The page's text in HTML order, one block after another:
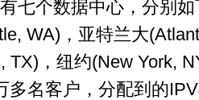
个数据中心，分别如
WA)，亚特兰大
TX)，纽约(New York,
客户，分配到的